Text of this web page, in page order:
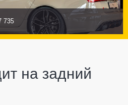
735
на задний